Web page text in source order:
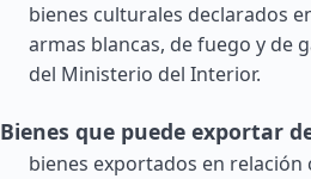
bienes culturales declarados
armas blancas, de fuego y de
del Ministerio del Interior.
Bienes que puede exportar
bienes exportados en relación